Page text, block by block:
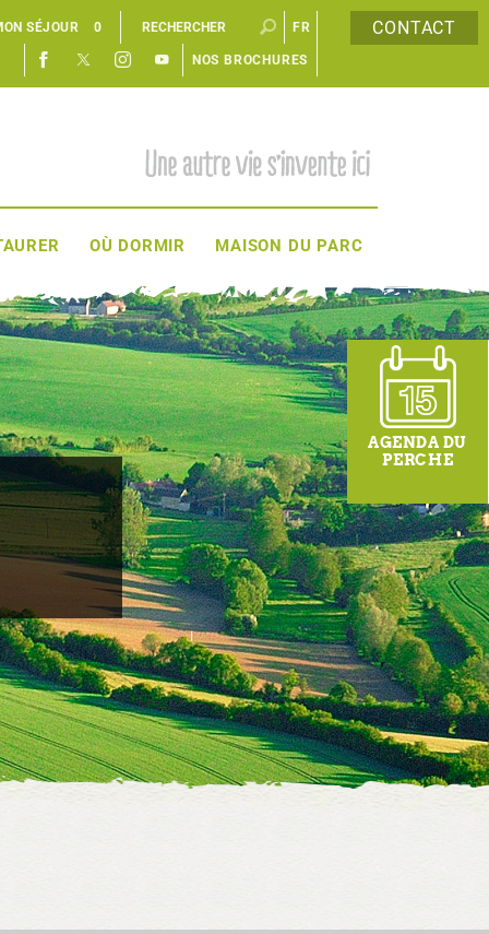
CONTACT
EN
FR
SÉJOUR 0
NOS BROCHURES
OÙ DORMIR MAISON DU PARC
AGENDA DU
PERCHE